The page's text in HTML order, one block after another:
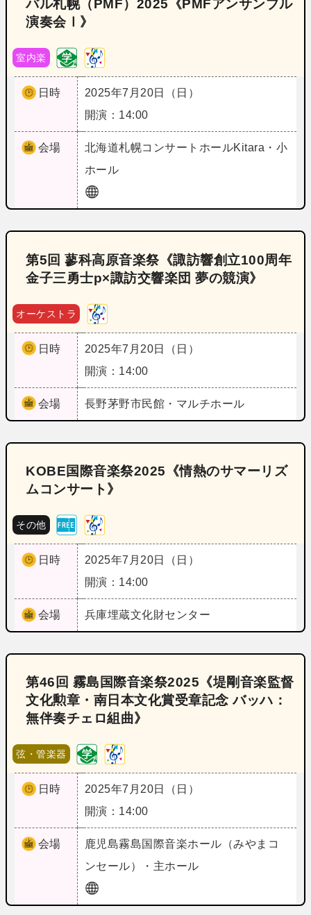
バル札幌（PMF）2025《PMFアンサンブル
演奏会Ⅰ》
室内楽
日時
2025年7月20日（日）
開演：14:00
会場 北海道札幌コンサートホールKitara・小
ホール
第5回 蓼科高原音楽祭《諏訪響創立100周年
金子三勇士p×諏訪交響楽団 夢の競演》
オーケストラ
日時
2025年7月20日（日）
開演：14:00
会場 長野茅野市民館・マルチホール
KOBE国際音楽祭2025《情熱のサマーリズ
ムコンサート》
その他
日時
2025年7月20日（日）
開演：14:00
会場 兵庫埋蔵文化財センター
第46回 霧島国際音楽祭2025《堤剛音楽監督
文化勲章・南日本文化賞受章記念 バッハ：
無伴奏チェロ組曲》
弦・管楽器
日時
2025年7月20日（日）
開演：14:00
会場 鹿児島霧島国際音楽ホール（みやまコ
ンセール）・主ホール